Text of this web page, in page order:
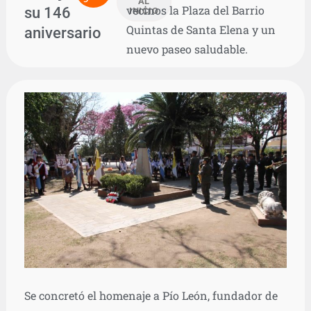
su 146
aniversario
INICIO
vecinos la Plaza del Barrio
Quintas de Santa Elena y un
nuevo paseo saludable.
Se concretó el homenaje a Pío León, fundador de